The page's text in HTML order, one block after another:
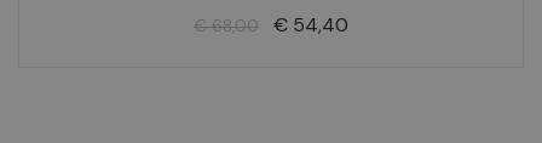
Normale
€ 68,00 Prijs
€ 54,40